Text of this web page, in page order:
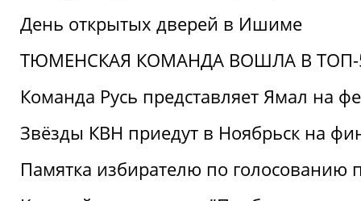
День открытых дверей в Ишиме
ТЮМЕНСКАЯ КОМАНДА ВОШЛА В ТОП-
Команда Русь представляет Ямал на
Звёзды КВН приедут в Ноябрьск на
Памятка избирателю по голосованию